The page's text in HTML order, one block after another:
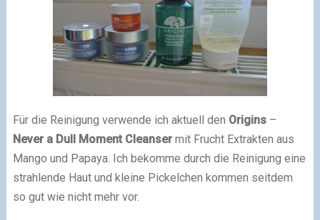
Für die Reinigung verwende ich aktuell den Origins–
Never a Dull Moment Cleanser mit Frucht Extrakten aus
Mango und Papaya. Ich bekomme durch die Reinigung eine
strahlende Haut und kleine Pickelchen kommen seitdem
so gut wie nicht mehr vor.